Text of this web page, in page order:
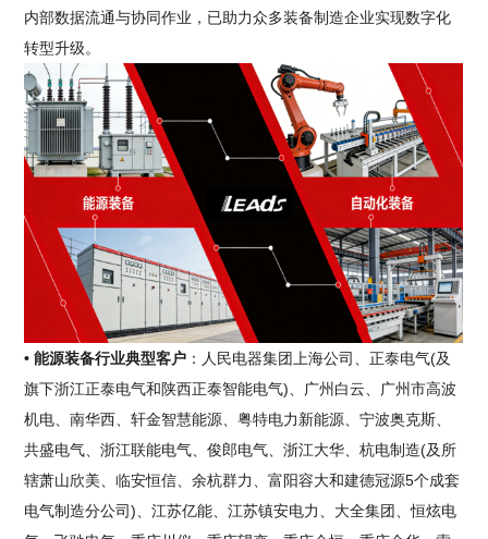
内部数据流通与协同作业，已助力众多装备制造企业实现数字化
转型升级。
• 能源装备行业典型客户 ：人民电器集团上海公司、正泰电气(及
旗下浙江正泰电气和陕西正泰智能电气)、广州白云、广州市高波
机电、南华西、轩金智慧能源、粤特电力新能源、宁波奥克斯、
共盛电气、浙江联能电气、俊郎电气、浙江大华、杭电制造(及所
辖萧山欣美、临安恒信、余杭群力、富阳容大和建德冠源5个成套
电气制造分公司)、江苏亿能、江苏镇安电力、大全集团、恒炫电